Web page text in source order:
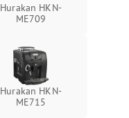
Hurakan HKN-
ME709
Hurakan HKN-
ME715